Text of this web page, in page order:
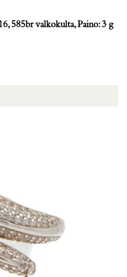
585br valkokulta, Paino: 3 g